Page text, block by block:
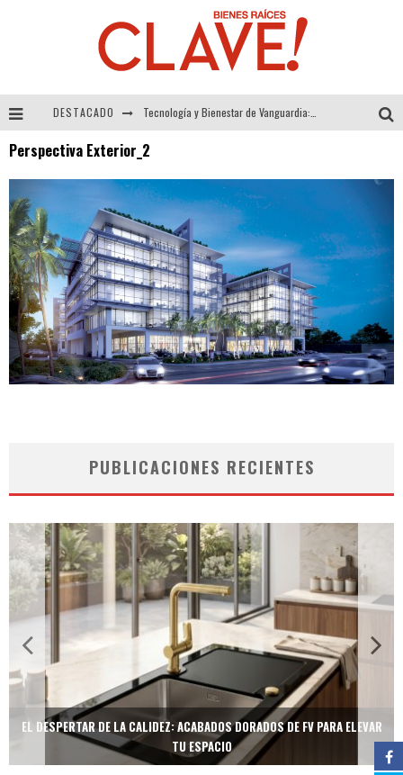
DESTACADO
Alexandra Bedoya – La Constancia detrás de La Paletería
Perspectiva Exterior_2
PUBLICACIONES RECIENTES
EL DESPERTAR DE LA CALIDEZ: ACABADOS DORADOS DE FV PARA ELEVAR
TU ESPACIO